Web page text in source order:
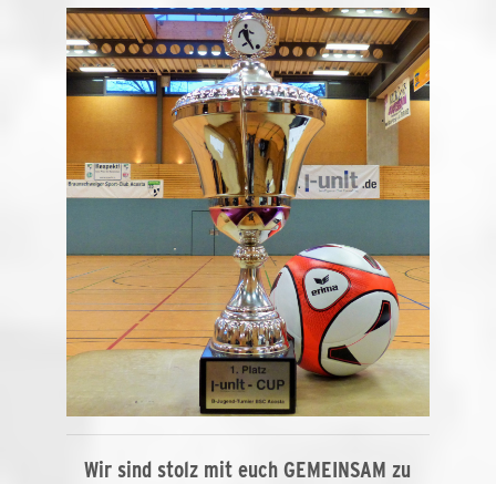
Wir sind stolz mit euch GEMEINSAM zu